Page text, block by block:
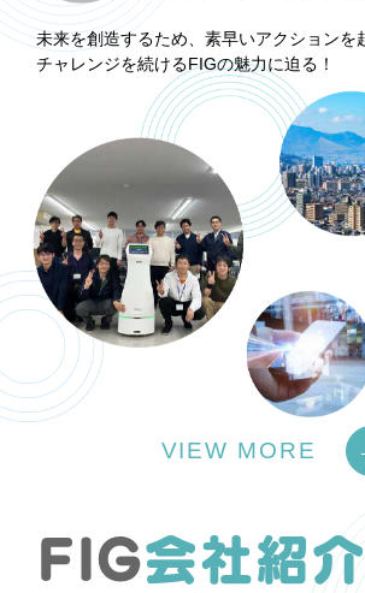
未来を創造するため、 素早いアクションを
チャレンジを続けるFIGの魅力に迫る！
VIEW MORE